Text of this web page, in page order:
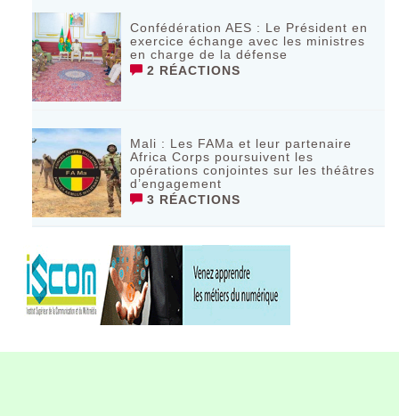
Confédération AES : Le Président en
exercice échange avec les ministres
en charge de la défense
2 RÉACTIONS
Mali : Les FAMa et leur partenaire
Africa Corps poursuivent les
opérations conjointes sur les théâtres
d’engagement
3 RÉACTIONS